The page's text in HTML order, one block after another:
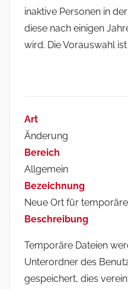
inaktive Personen in
diese nach einigen
wird. Die Vorauswahl
Art
Änderung
Bereich
Allgemein
Bezeichnung
Neue Ort für
Beschreibung
Temporäre Dateien
Unterordner des
gespeichert, dies